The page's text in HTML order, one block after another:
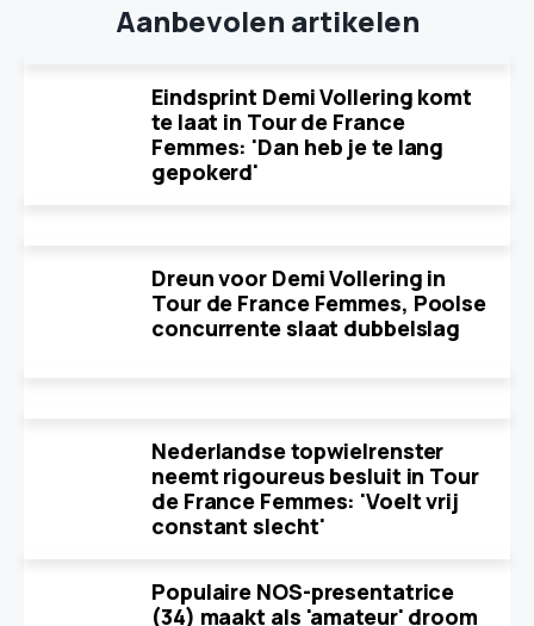
Aanbevolen artikelen
Eindsprint Demi Vollering komt
te laat in Tour de France
Femmes: 'Dan heb je te lang
gepokerd'
Dreun voor Demi Vollering in
Tour de France Femmes, Poolse
concurrente slaat dubbelslag
Nederlandse topwielrenster
neemt rigoureus besluit in Tour
de France Femmes: 'Voelt vrij
constant slecht'
Populaire NOS-presentatrice
(34) maakt als 'amateur' droom